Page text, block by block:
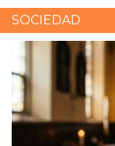
SOCIEDAD